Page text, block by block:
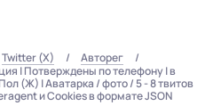
Twitter (X)
Авторег
| Потверждены по телефону | в
(Ж) | Аватарка / фото / 5 - 8 твитов
и Cookies в формате JSON